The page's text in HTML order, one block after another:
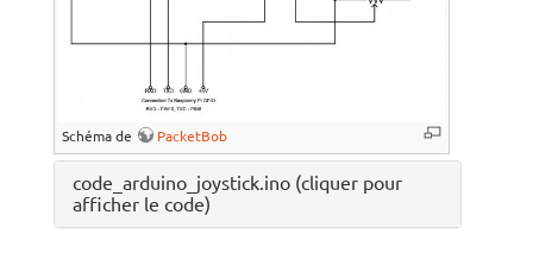
Schéma de PacketBob
code_arduino_joystick.ino (cliquer pour
afficher le code)